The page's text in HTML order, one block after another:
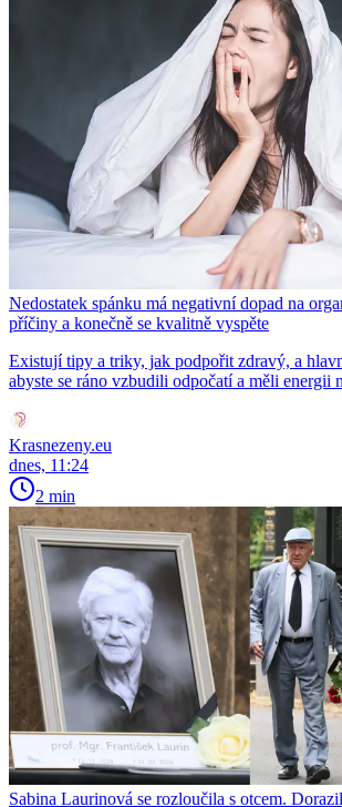
Nedostatek spánku má negativní dopad na
příčiny a konečně se kvalitně vyspěte
Existují tipy a triky, jak podpořit zdravý, a
abyste se ráno vzbudili odpočatí a měli energii
Krasnezeny.eu
dnes, 11:24
2 min
Sabina Laurinová se rozloučila s otcem.